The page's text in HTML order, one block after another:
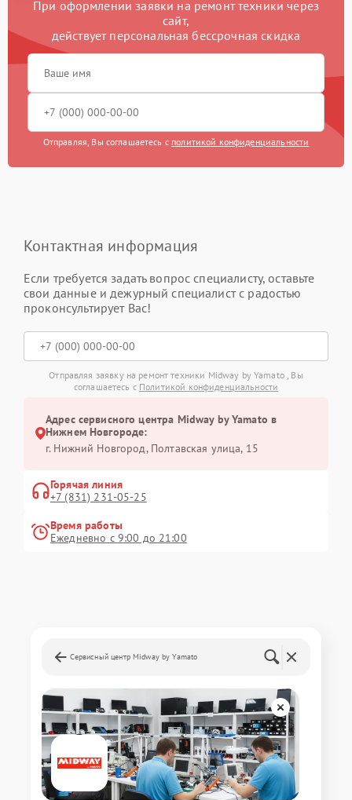
При оформлении заявки на ремонт техники через
сайт,
действует персональная бессрочная скидка
Отправляя, Вы соглашаетесь с политикой конфиденциальности
Контактная информация
Если требуется задать вопрос специалисту, оставьте
свои данные и дежурный специалист с радостью
проконсультирует Вас!
Отправляя заявку на ремонт техники Midway by Yamato , Вы
соглашаетесь с Политикой конфиденциальности
Адрес сервисного центра Midway by Yamato в
Нижнем Новгороде:
г. Нижний Новгород, Полтавская улица, 15
Горячая линия
+7 (831) 231-05-25
Время работы
Ежедневно с 9:00 до 21:00
Сервисный центр Midway by Yamato